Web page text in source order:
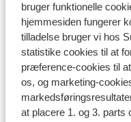
bruger funktionelle
hjemmesiden fungerer
tilladelse bruger vi hos
statistike cookies til at
præference-cookies til
os, og marketing-
at placere 1. og 3. parts
Tid:
Grækenland er 1 time
Sprog:
Det officielle sprog er
klare sig på engelsk